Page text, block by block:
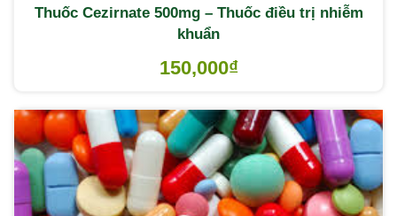
Thuốc Cezirnate 500mg – Thuốc điều trị nhiễm
khuẩn
150,000₫